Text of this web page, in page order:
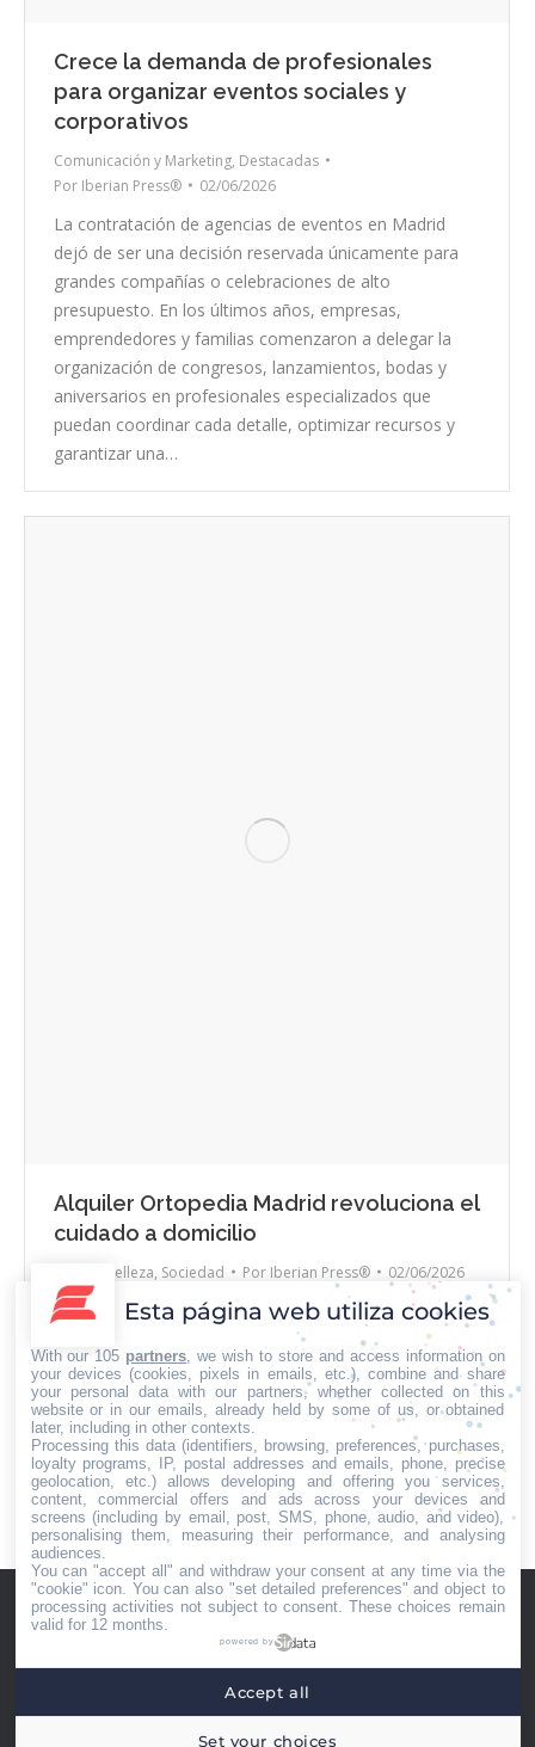
Crece la demanda de profesionales
para organizar eventos sociales y
corporativos
Comunicación y Marketing, Destacadas
Por Iberian Press® 02/06/2026
La contratación de agencias de eventos en Madrid
dejó de ser una decisión reservada únicamente para
grandes compañías o celebraciones de alto
presupuesto. En los últimos años, empresas,
emprendedores y familias comenzaron a delegar la
organización de congresos, lanzamientos, bodas y
aniversarios en profesionales especializados que
puedan coordinar cada detalle, optimizar recursos y
garantizar una…
Alquiler Ortopedia Madrid revoluciona el
cuidado a domicilio
Salud y Belleza, Sociedad Por Iberian Press® 02/06/2026
Alquiler Ortopedia Madrid, empresa especializada en el
alquiler de material ortopédico y sanitario a domicilio,
anuncia la expansión de su servicio sin fianza a las
áreas de Toledo y Sevilla, sumándose a su ya
consolidada cobertura en toda la Comunidad de
Madrid. El servicio, que opera bajo el modelo de
entrega a domicilio (Service Area…
Menú footer
Esta página web utiliza cookies
With our 105 partners , we wish to store and access information on
your devices (cookies, pixels in emails, etc.), combine and share
your personal data with our partners, whether collected on this
website or in our emails, already held by some of us, or obtained
later, including in other contexts.
Processing this data (identifiers, browsing, preferences, purchases,
loyalty programs, IP, postal addresses and emails, phone, precise
geolocation, etc.) allows developing and offering you services,
content, commercial offers and ads across your devices and
screens (including by email, post, SMS, phone, audio, and video),
personalising them, measuring their performance, and analysing
audiences.
You can "accept all" and withdraw your consent at any time via the
"cookie" icon . You can also "set detailed preferences" and object to
processing activities not subject to consent. These choices remain
valid for 12 months.
powered by
Set your choices
Accept all